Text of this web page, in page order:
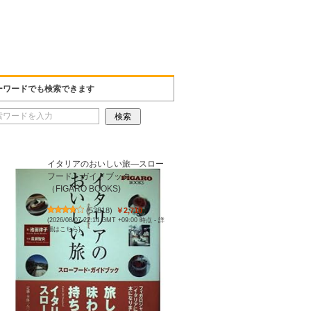
ワードでも検索できます
イタリアのおいしい旅―スロー
フード・ガイドブック
（FIGARO BOOKS)
(53818) ￥2,710
(2026/08/07 22:14 GMT +09:00 時点 -詳
細はこちら)